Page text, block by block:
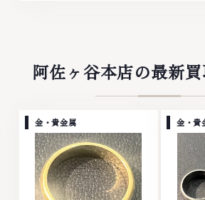
阿佐ヶ谷本店の最新
金・貴金属 金・貴